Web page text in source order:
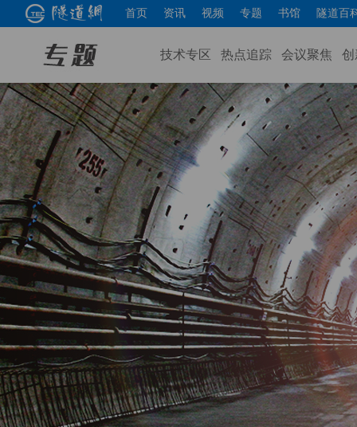
首页 资讯 视频 专题 书馆 隧道百
技术专区 热点追踪 会议聚焦 创